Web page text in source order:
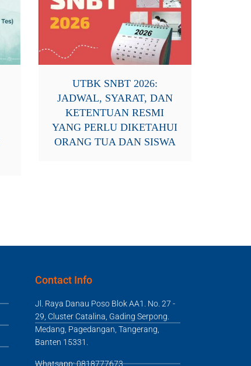
UTBK SNBT 2026:
JADWAL, SYARAT, DAN
KETENTUAN RESMI
YANG PERLU DIKETAHUI
ORANG TUA DAN SISWA
Contact Info
Jl. Raya Danau Poso Blok AA1. No. 27 -
29, Cluster Catalina, Gading Serpong.
Medang, Pagedangan, Tangerang,
Banten 15331.
Whatsapp: 0818777673